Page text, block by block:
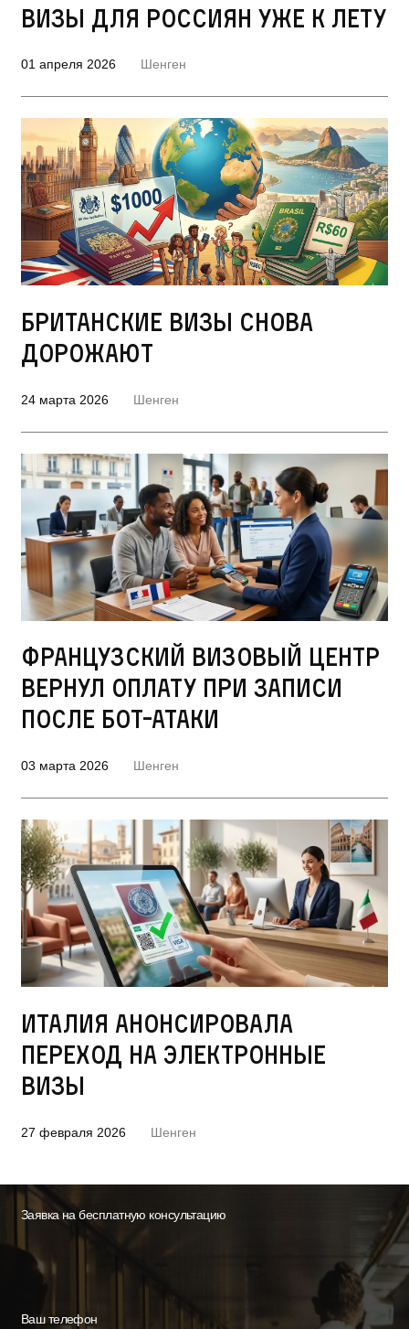
визы для россиян уже к лету
01 апреля 2026 Шенген
Британские визы снова
дорожают
24 марта 2026 Шенген
Французский визовый центр
вернул оплату при записи
после бот-атаки
03 марта 2026 Шенген
Италия анонсировала
переход на электронные
визы
27 февраля 2026 Шенген
Заявка на бесплатную консультацию
Ваш телефон